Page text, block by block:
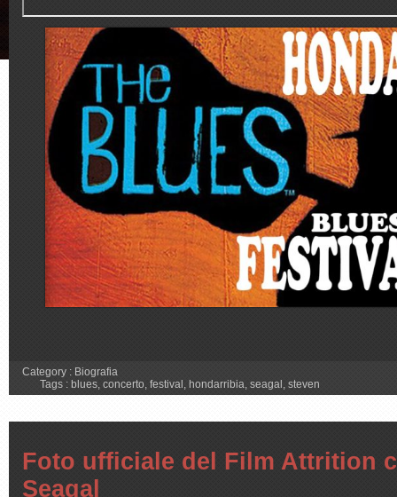
Category : Biografia
Tags : blues, concerto, festival , hondarribia, seagal , steven
Foto ufficiale del Film Attrition
Seagal